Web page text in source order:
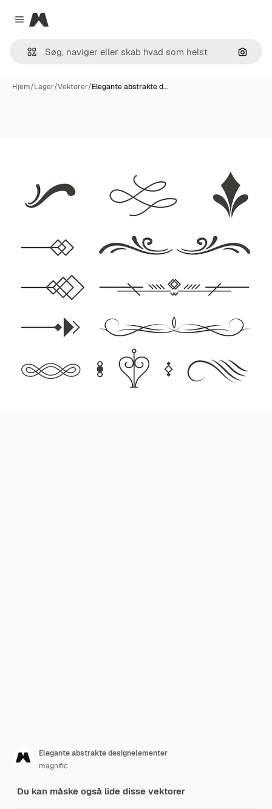
Close menu
Magnific
Søg
Hjem/Lager/Vektorer/Elegante abstrakte d…
Elegante abstrakte designelementer
magnific
Du kan måske også lide disse vektorer